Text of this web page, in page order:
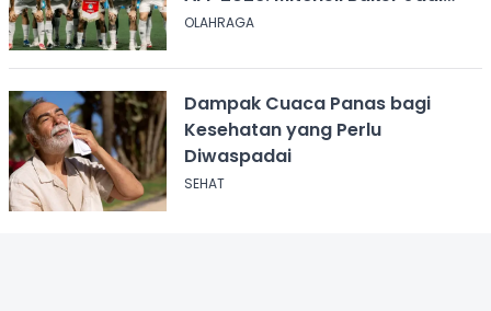
Andalan Lini Depan
OLAHRAGA
Dampak Cuaca Panas bagi
Kesehatan yang Perlu
Diwaspadai
SEHAT